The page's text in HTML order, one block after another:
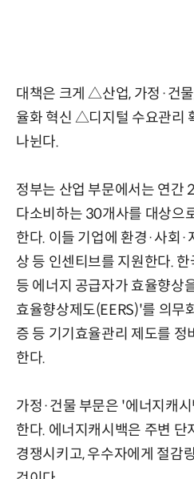
대책은 크게 △산업, 가정·건
율화 혁신 △디지털 수요관리
나뉜다.
정부는 산업 부문에서는 연간
다소비하는 30개사를 대상으
한다. 이들 기업에 환경·사회
상 등 인센티브를 지원한다.
등 에너지 공급자가 효율향상
효율향상제도(EERS)'를 의무
증 등 기기효율관리 제도를 정
한다.
가정·건물 부문은 '에너지캐
한다. 에너지캐시백은 주변 단
경쟁시키고, 우수자에게 절감